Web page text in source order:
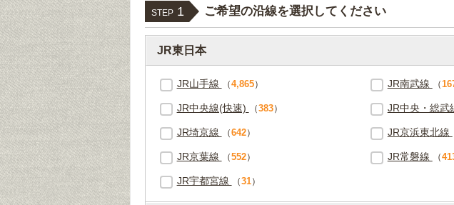
STEP 1 ご希望の沿線を選択してください
JR東日本
JR山手線 （4,865） JR南武線 （
JR中央線(快速) （383） JR中央・総武
JR埼京線 （642） JR京浜東北線
JR京葉線 （552） JR常磐線 （
JR宇都宮線 （31）